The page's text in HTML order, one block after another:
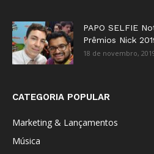
PAPO SELFIE
Prêmios Nick
18 de novembro,
CATEGORIA POPULAR
Marketing & Lançamentos
Música